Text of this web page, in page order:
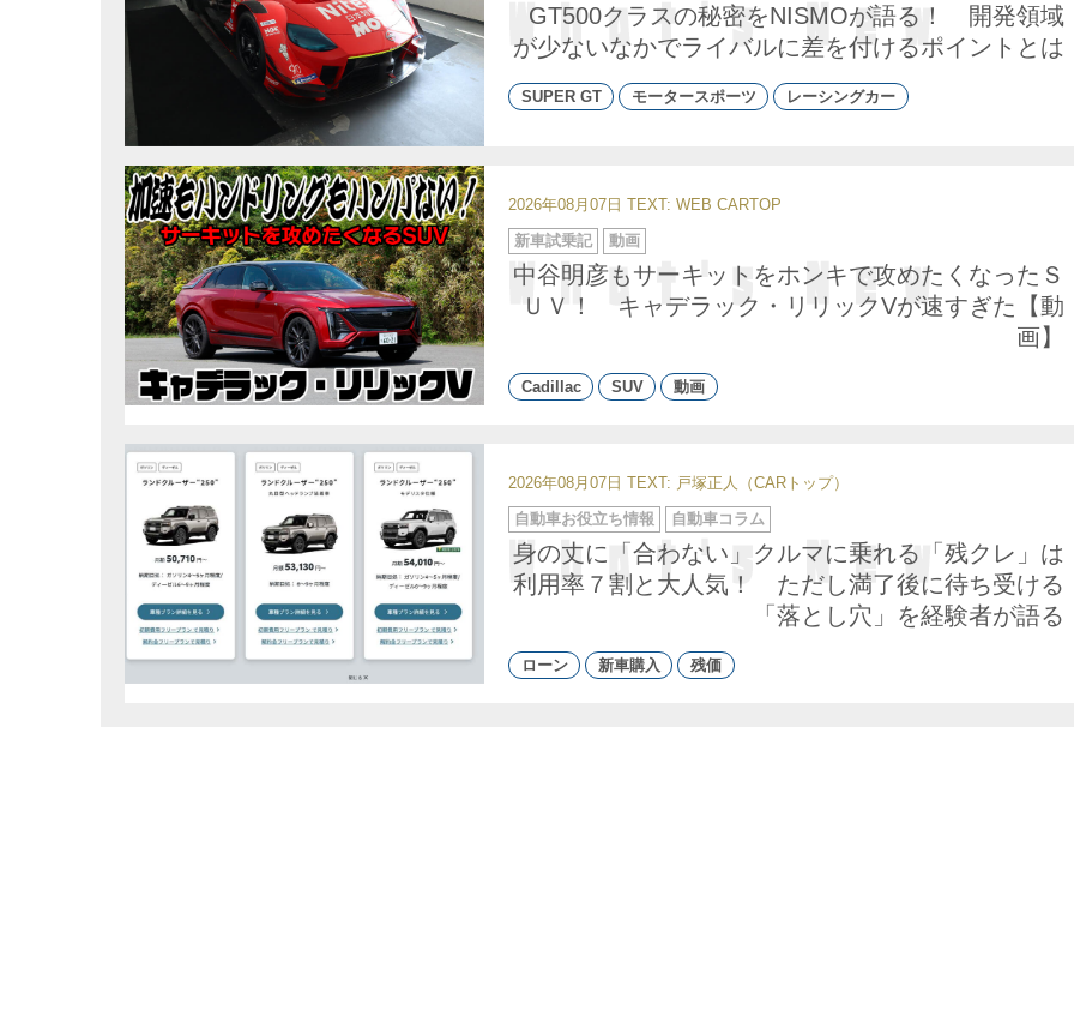
GT500クラスの秘密をNISMOが語る！ 開発領域
が少ないなかでライバルに差を付けるポイントとは
SUPER GT モータースポーツ レーシングカー
2026年08月07日 TEXT: WEB CARTOP
中谷明彦もサーキットをホンキで攻めたくなったＳ
ＵＶ！ キャデラック・リリックVが速すぎた【動
画】
カ
テ
ゴ
リ
新車試乗記 動画
Cadillac SUV 動画
2026年08月07日 TEXT: 戸塚正人（CARトップ）
身の丈に「合わない」クルマに乗れる「残クレ」は
利用率７割と大人気！ ただし満了後に待ち受ける
「落とし穴」を経験者が語る
カ
テ
ゴ
リ
ー
自動車お役立ち情報 自動車コラム
ローン 新車購入 残価